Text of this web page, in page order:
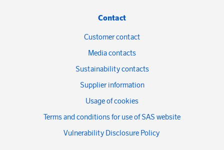
Contact
Customer contact
Media contacts
Sustainability contacts
Supplier information
Usage of cookies
Terms and conditions for use of SAS website
Vulnerability Disclosure Policy